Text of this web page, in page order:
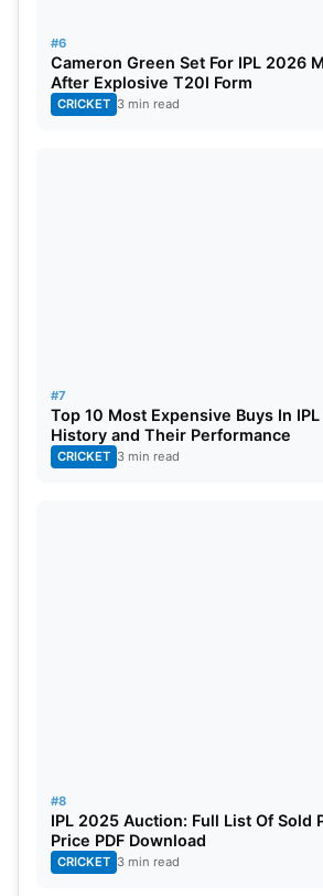
#6
Cameron Green Set For IPL 2026
After Explosive T20I Form
CRICKET 3 min read
#7
Top 10 Most Expensive Buys In
History and Their Performance
CRICKET 3 min read
#8
IPL 2025 Auction: Full List Of Sold
Price PDF Download
CRICKET 3 min read